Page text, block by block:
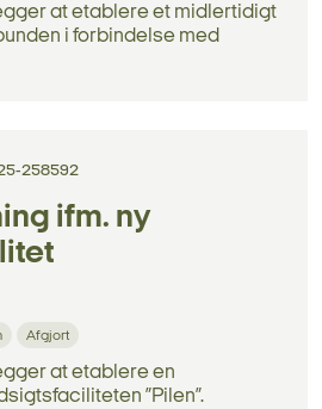
at etablere et midlertidigt
i forbindelse med
258592
ifm. ny
Afgjort
at etablere en
”Pilen”.